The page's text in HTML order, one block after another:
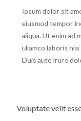
Ipsum dolor sit
eiusmod tempor
aliqua. Ut enim ad
ullamco laboris
Duis aute irure
Voluptate velit